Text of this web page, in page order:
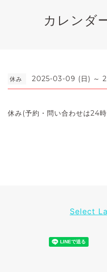
カレンダ
休み 2025-03-09 (日) ～
休み(予約・問い合わせは24
Select